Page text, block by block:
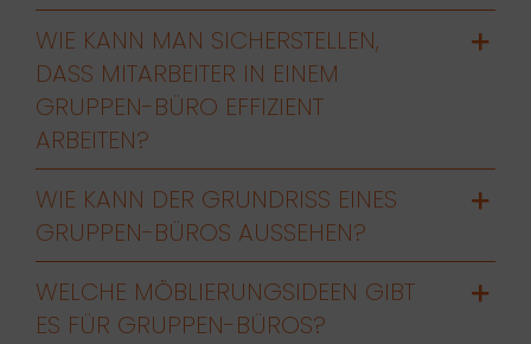
WIE KANN MAN SICHERSTELLEN,
DASS MITARBEITER IN EINEM
GRUPPEN-BÜRO EFFIZIENT
ARBEITEN?
WIE KANN DER GRUNDRISS EINES
GRUPPEN-BÜROS AUSSEHEN?
WELCHE MÖBLIERUNGSIDEEN GIBT
ES FÜR GRUPPEN-BÜROS?